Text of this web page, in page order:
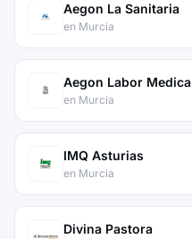
Aegon La Sanitaria
en Murcia
Aegon Labor Medica
en Murcia
IMQ Asturias
en Murcia
Divina Pastora